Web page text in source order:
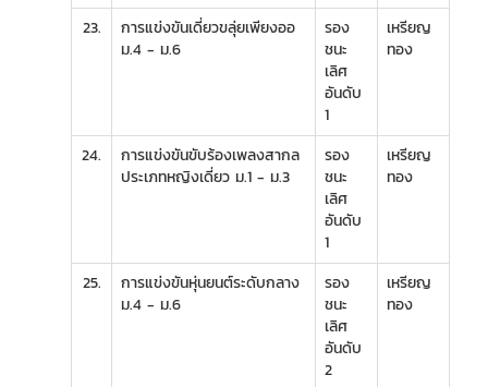
23.
การแข่งขันเดี่ยวขลุ่ยเพียงออ
ม.4 - ม.6
รอง
ชนะ
เลิศ
อันดับ
1
เหรียญ
ทอง
24.
การแข่งขันขับร้องเพลงสากล
ประเภทหญิงเดี่ยว ม.1 - ม.3
รอง
ชนะ
เลิศ
อันดับ
1
เหรียญ
ทอง
25.
การแข่งขันหุ่นยนต์ระดับกลาง
ม.4 - ม.6
รอง
ชนะ
เลิศ
อันดับ
2
เหรียญ
ทอง